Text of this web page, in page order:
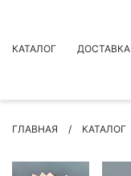
КАТАЛОГ
БУКЕТЫ
ДОСТАВКА
ГЛАВНАЯ КАТАЛОГ